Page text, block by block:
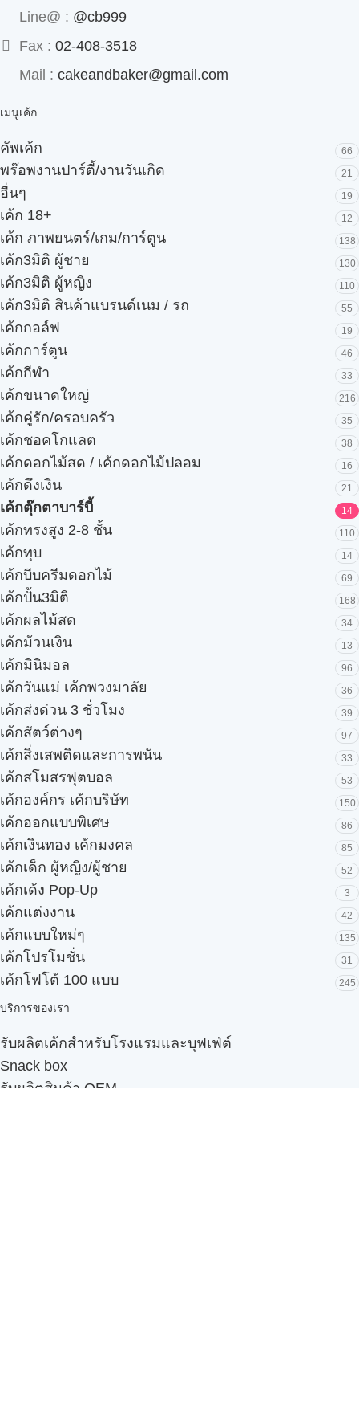
Line@ : @cb999
Fax : 02-408-3518
Mail : cakeandbaker@gmail.com
เมนูเค้ก
คัพเค้ก 66
พร๊อพงานปาร์ตี้/งานวันเกิด 21
อื่นๆ 19
เค้ก 18+ 12
เค้ก ภาพยนตร์/เกม/การ์ตูน 138
เค้ก3มิติ ผู้ชาย 130
เค้ก3มิติ ผู้หญิง 110
เค้ก3มิติ สินค้าแบรนด์เนม / รถ 55
เค้กกอล์ฟ 19
เค้กการ์ตูน 46
เค้กกีฬา 33
เค้กขนาดใหญ่ 216
เค้กคู่รัก/ครอบครัว 35
เค้กชอคโกแลต 38
เค้กดอกไม้สด / เค้กดอกไม้ปลอม 16
เค้กดึงเงิน 21
เค้กตุ๊กตาบาร์บี้ 14
เค้กทรงสูง 2-8 ชั้น 110
เค้กทุบ 14
เค้กบีบครีมดอกไม้ 69
เค้กปั้น3มิติ 168
เค้กผลไม้สด 34
เค้กม้วนเงิน 13
เค้กมินิมอล 96
เค้กวันแม่ เค้กพวงมาลัย 36
เค้กส่งด่วน 3 ชั่วโมง 39
เค้กสัตว์ต่างๆ 97
เค้กสิ่งเสพติดและการพนัน 33
เค้กสโมสรฟุตบอล 53
เค้กองค์กร เค้กบริษัท 150
เค้กออกแบบพิเศษ 86
เค้กเงินทอง เค้กมงคล 85
เค้กเด็ก ผู้หญิง/ผู้ชาย 52
เค้กเด้ง Pop-Up 3
เค้กแต่งงาน 42
เค้กแบบใหม่ๆ 135
เค้กโปรโมชั่น 31
เค้กโฟโต้ 100 แบบ 245
บริการของเรา
รับผลิตเค้กสำหรับโรงแรมและบุฟเฟ่ต์
Snack box
รับผลิตสินค้า OEM